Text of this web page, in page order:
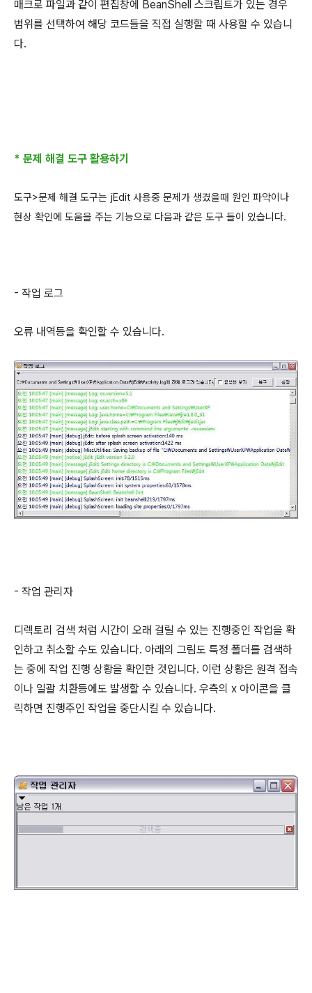
매크로 파일과 같이 편집창에 BeanShell 스크립트가 있는 경우
범위를 선택하여 해당 코드들을 직접 실행할 때 사용할 수 있습니
다.
* 문제 해결 도구 활용하기
도구>문제 해결 도구는 jEdit 사용중 문제가 생겼을때 원인 파악이나
현상 확인에 도움을 주는 기능으로 다음과 같은 도구 들이 있습니다.
- 작업 로그
오류 내역등을 확인할 수 있습니다.
- 작업 관리자
디렉토리 검색 처럼 시간이 오래 걸릴 수 있는 진행중인 작업을 확
인하고 취소할 수도 있습니다. 아래의 그림도 특정 폴더를 검색하
는 중에 작업 진행 상황을 확인한 것입니다. 이런 상황은 원격 접속
이나 일괄 치환등에도 발생할 수 있습니다. 우측의 x 아이콘을 클
릭하면 진행주인 작업을 중단시킬 수 있습니다.